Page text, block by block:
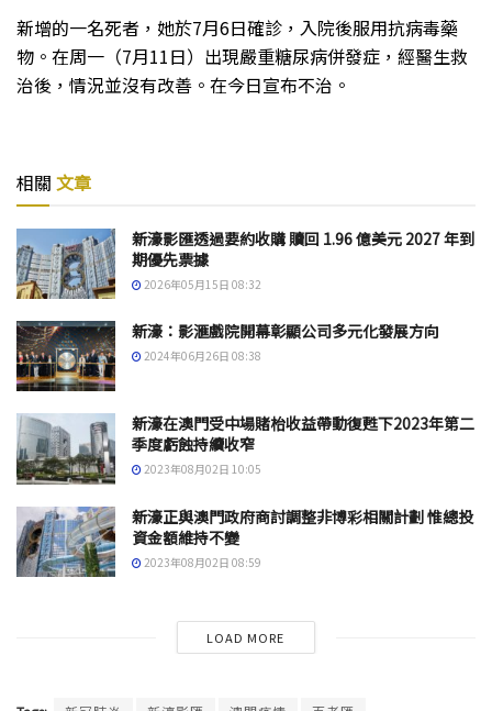
新增的一名死者，她於7月6日確診，入院後服用抗病毒藥
物。在周一（7月11日）出現嚴重糖尿病併發症，經醫生救
治後，情況並沒有改善。在今日宣布不治。
相關 文章
新濠影匯透過要約收購 贖回 1.96 億美元 2027 年到
期優先票據
2026年05月15日 08:32
新濠：影滙戲院開幕彰顯公司多元化發展方向
2024年06月26日 08:38
新濠在澳門受中場賭枱收益帶動復甦下2023年第二
季度虧蝕持續收窄
2023年08月02日 10:05
新濠正與澳門政府商討調整非博彩相關計劃 惟總投
資金額維持不變
2023年08月02日 08:59
LOAD MORE